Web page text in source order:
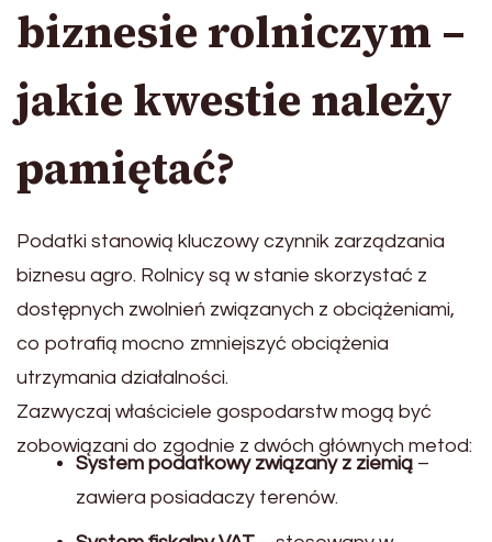
biznesie rolniczym –
jakie kwestie należy
pamiętać?
Podatki stanowią kluczowy czynnik zarządzania
biznesu agro. Rolnicy są w stanie skorzystać z
dostępnych zwolnień związanych z obciążeniami,
co potrafią mocno zmniejszyć obciążenia
utrzymania działalności.
Zazwyczaj właściciele gospodarstw mogą być
zobowiązani do zgodnie z dwóch głównych metod:
System podatkowy związany z ziemią –
zawiera posiadaczy terenów.